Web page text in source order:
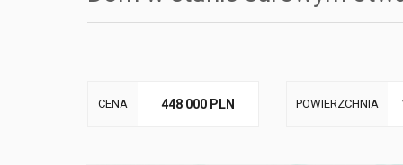
CENA 448 000 PLN POWIERZCHNIA